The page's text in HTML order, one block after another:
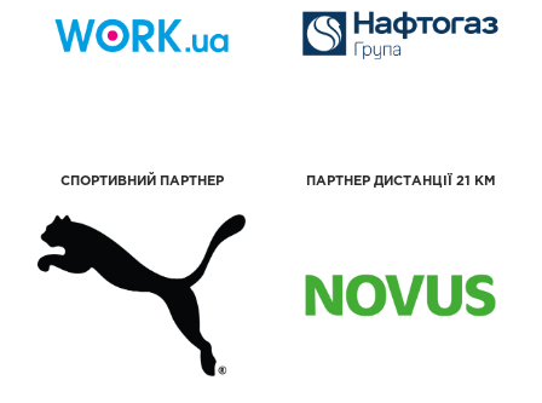
CПОРТИВНИЙ ПАРТНЕР ПАРТНЕР ДИСТАНЦІЇ 21 КМ